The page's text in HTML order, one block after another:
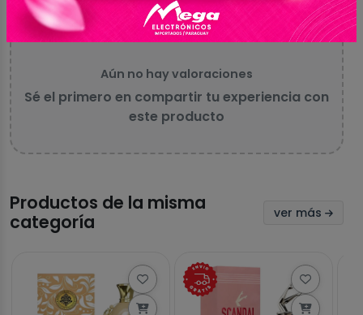
Aún no hay valoraciones
Sé el primero en compartir tu experiencia con
este producto
Productos de la misma
categoría
ver más